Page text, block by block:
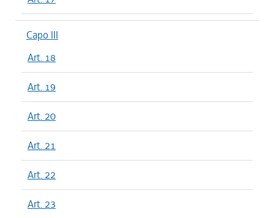
Capo III
Art. 18
Art. 19
Art. 20
Art. 21
Art. 22
Art. 23